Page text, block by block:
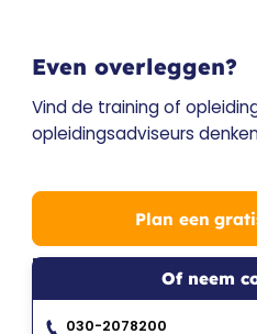
Even overleggen?
Vind de training of
opleidingsadviseurs
Plan een
Of neem
030-2078200